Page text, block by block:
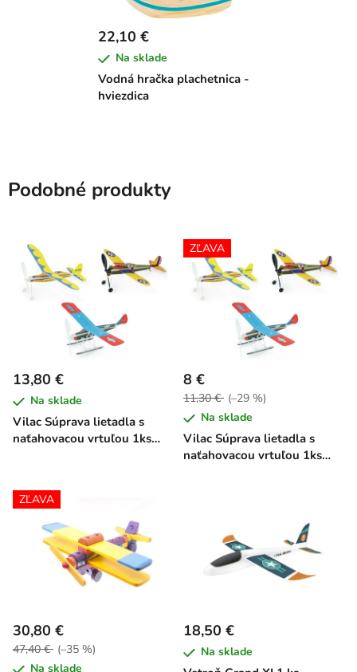
Vodná hračka plachetnica -
hviezdica
22,10 €
Na sklade
Podobné produkty
Vilac Súprava lietadla s
naťahovacou vrtuľou 1ks
13,80 €
Na sklade
ZĽAVA
Vilac Súprava lietadla s
naťahovacou vrtuľou 1ks
8 €
11,30 € (–29 %)
Na sklade
ZĽAVA
30,80 €
47,40 € (–35 %)
Na sklade
18,50 €
Na sklade